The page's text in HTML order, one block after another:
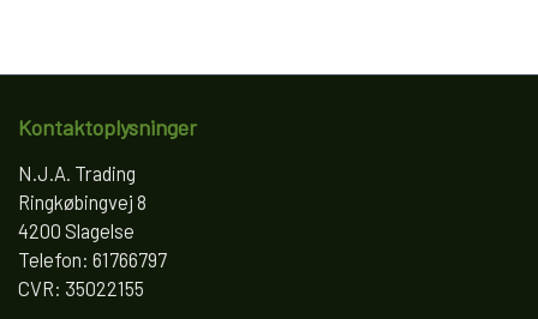
Kontaktoplysninger
N.J.A. Trading
Ringkøbingvej 8
4200 Slagelse
Telefon: 61766797
CVR: 35022155